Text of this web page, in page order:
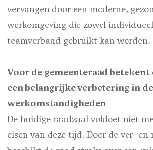
vervangen door een moderne,
werkomgeving die zowel
teamverband gebruikt kan worden.
Voor de gemeenteraad
een belangrijke verbetering in de
werkomstandigheden
De huidige raadzaal voldoet niet
eisen van deze tijd. Door de ver- en